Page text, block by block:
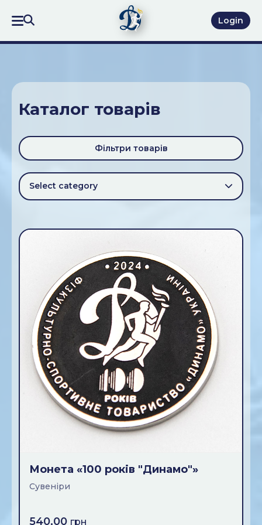
Login
Каталог товарів
Фільтри товарів
Select category
Монета «100 рокiв "Динамо"»
Сувенiри
540,00 грн